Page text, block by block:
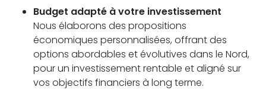
Budget adapté à votre investissement
Nous élaborons des propositions
économiques personnalisées, offrant des
options abordables et évolutives dans le Nord,
pour un investissement rentable et aligné sur
vos objectifs financiers à long terme.